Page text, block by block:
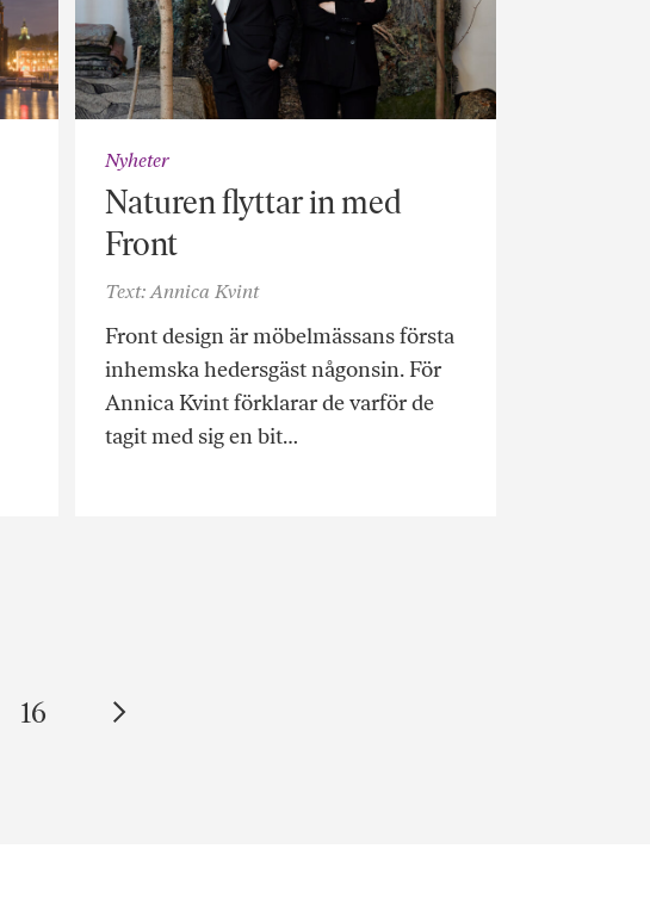
Nyheter
Naturen flyttar in med
Front
Text: Annica Kvint
Front design är möbelmässans första
inhemska hedersgäst någonsin. För
Annica Kvint förklarar de varför de
tagit med sig en bit…
16